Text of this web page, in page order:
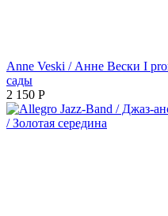
Anne Veski / Анне Вески I
сады
2 150 Р